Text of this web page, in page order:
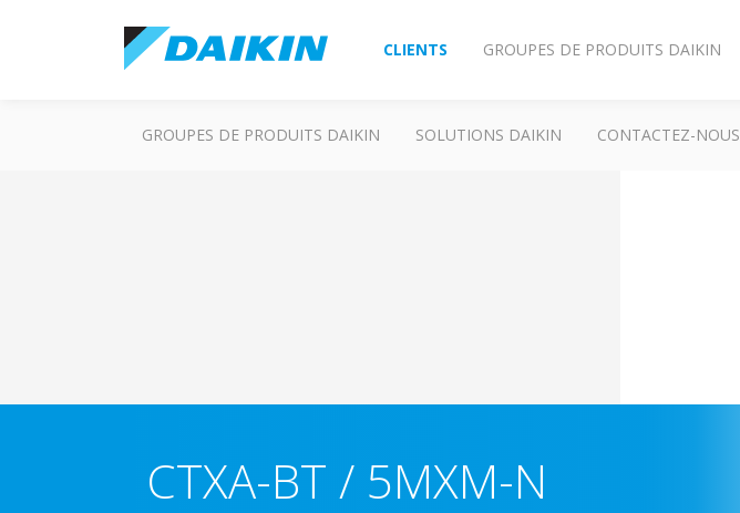
CLIENTS GROUPES DE PRODUITS DAIKIN
GROUPES DE PRODUITS DAIKIN SOLUTIONS DAIKIN CONTACTEZ-NOUS
CTXA-BT / 5MXM-N